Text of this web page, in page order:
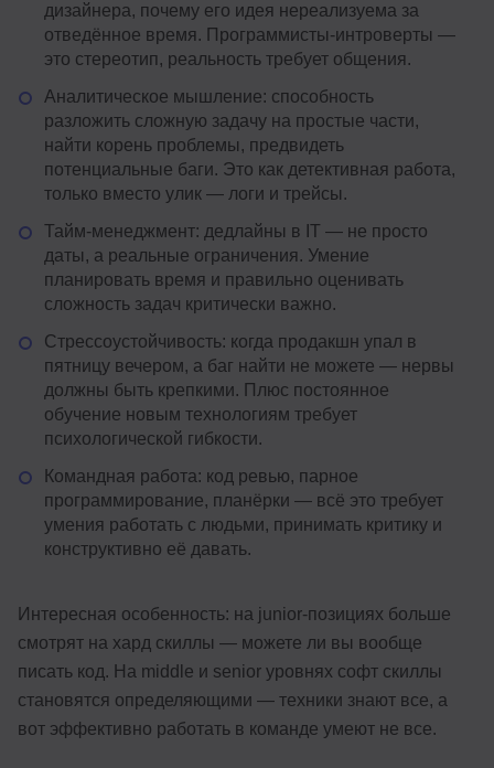
дизайнера, почему его идея нереализуема за
отведённое время. Программисты-интроверты —
это стереотип, реальность требует общения.
Аналитическое мышление: способность
разложить сложную задачу на простые части,
найти корень проблемы, предвидеть
потенциальные баги. Это как детективная работа,
только вместо улик — логи и трейсы.
Тайм-менеджмент: дедлайны в IT — не просто
даты, а реальные ограничения. Умение
планировать время и правильно оценивать
сложность задач критически важно.
Стрессоустойчивость: когда продакшн упал в
пятницу вечером, а баг найти не можете — нервы
должны быть крепкими. Плюс постоянное
обучение новым технологиям требует
психологической гибкости.
Командная работа: код ревью, парное
программирование, планёрки — всё это требует
умения работать с людьми, принимать критику и
конструктивно её давать.
Интересная особенность: на junior-позициях больше
смотрят на хард скиллы — можете ли вы вообще
писать код. На middle и senior уровнях софт скиллы
становятся определяющими — техники знают все, а
вот эффективно работать в команде умеют не все.